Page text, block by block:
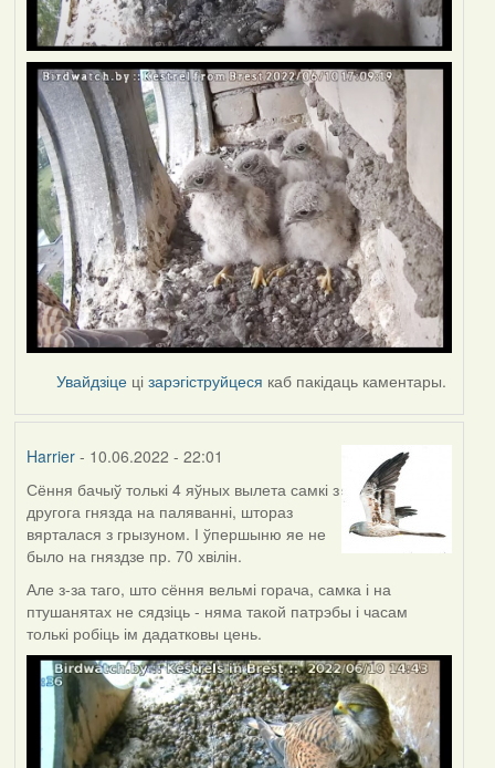
Увайдзіце цізарэгіструйцеся каб пакідаць каментары.
Harrier- 10.06.2022 - 22:01
Сёння бачыў толькі 4 яўных вылета самкі з
другога гнязда на паляванні, штораз
вярталася з грызуном. І ўпершыню яе не
было на гняздзе пр. 70 хвілін.
Але з-за таго, што сёння вельмі горача, самка і на
птушанятах не сядзіць - няма такой патрэбы і часам
толькі робіць ім дадатковы цень.